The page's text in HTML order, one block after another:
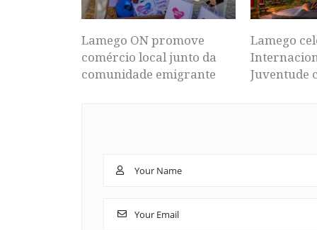
Lamego ON promove
comércio local junto da
comunidade emigrante
Lamego
Juventude